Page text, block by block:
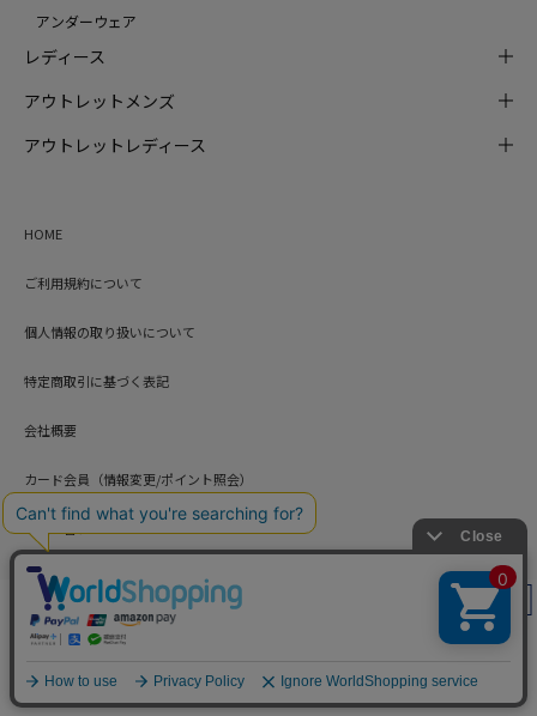
絞り込み
アンダーウェア
レディース
アウトレットメンズ
アウトレットレディース
HOME
ご利用規約について
個人情報の取り扱いについて
特定商取引に基づく表記
会社概要
カード会員（情報変更/ポイント照会）
Copyright © HARUYAMA TRADING CO.,LTD. All Rights Reserved.